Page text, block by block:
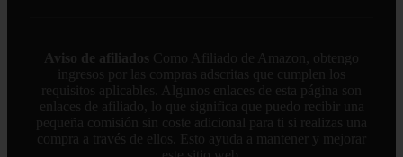
Aviso de afiliados Como Afiliado de Amazon, obtengo
ingresos por las compras adscritas que cumplen los
requisitos aplicables. Algunos enlaces de esta página son
enlaces de afiliado, lo que significa que puedo recibir una
pequeña comisión sin coste adicional para ti si realizas una
compra a través de ellos. Esto ayuda a mantener y mejorar